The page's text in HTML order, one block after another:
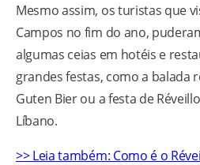
Mesmo assim, os turistas que
Campos no fim do ano,
algumas ceias em hotéis e
grandes festas, como a balada
Guten Bier ou a festa de
Líbano.
>> Leia também: Como é o